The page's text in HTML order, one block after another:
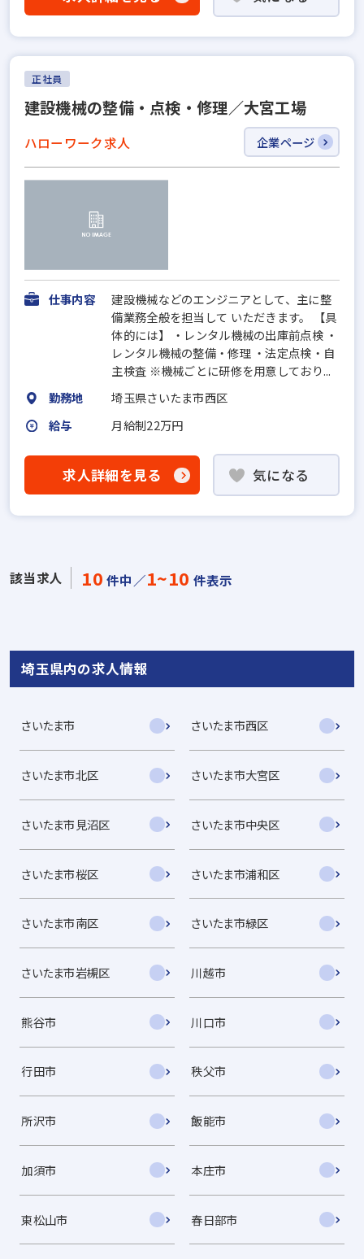
正社員
建設機械の整備・点検・修理／大宮工場
ハローワーク求人 企業ページ
仕事内容
建設機械などのエンジニアとして、主に整
備業務全般を担当して いただきます。 【具
体的には】 ・レンタル機械の出庫前点検 ・
レンタル機械の整備・修理 ・法定点検・自
主検査 ※機械ごとに研修を用意しており...
勤務地
埼玉県さいたま市西区
給与
月給制22万円
求人詳細を見る 気になる
該当求人 10 件中／1~10 件表示
埼玉県内の求人情報
さいたま市 さいたま市西区
さいたま市北区 さいたま市大宮区
さいたま市見沼区 さいたま市中央区
さいたま市桜区 さいたま市浦和区
さいたま市南区 さいたま市緑区
さいたま市岩槻区 川越市
熊谷市 川口市
行田市 秩父市
所沢市 飯能市
加須市 本庄市
東松山市 春日部市